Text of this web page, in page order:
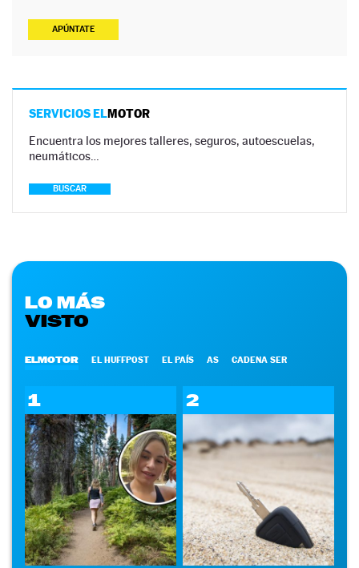
APÚNTATE
SERVICIOS ELMOTOR
Encuentra los mejores talleres, seguros, autoescuelas,
neumáticos…
BUSCAR
LO MÁS
VISTO
ELMOTOR EL HUFFPOST EL PAÍS AS CADENA SER
1 2